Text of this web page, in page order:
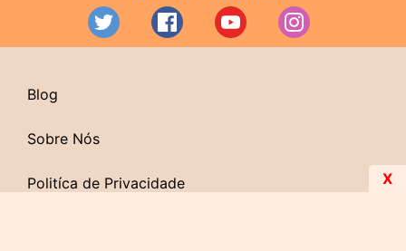
Blog
Sobre Nós
Politíca de Privacidade X